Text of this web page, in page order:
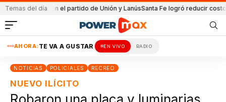
Temas del día
en el partido de Unión y LanúsSanta Fe logró reducir costo
AHORA: TE VA A GUSTAR EN VIVO RADIO
NOTICIAS POLICIALES RECREO
NUEVO ILÍCITO